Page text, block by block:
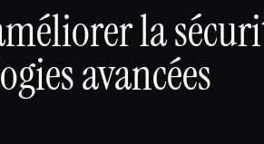
la
avancées